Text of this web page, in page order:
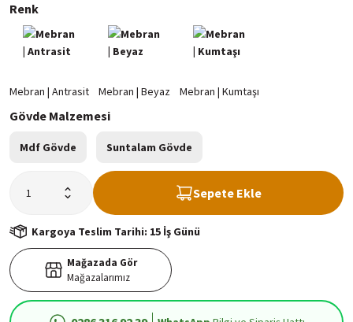
Renk
Gövde Malzemesi
Mdf Gövde Suntalam Gövde
Sepete Ekle
Kargoya Teslim Tarihi: 15 İş Günü
Mağazada Gör
Mağazalarımız